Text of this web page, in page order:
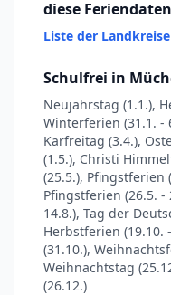
diese
Liste der
Schulfrei in
Neujahrstag (1.1.),
Winterferien (31.1. -
Karfreitag (3.4.),
(1.5.), Christi
(25.5.), Pfingstferien
Pfingstferien (26.5. -
14.8.), Tag der
Herbstferien (19.10.
(31.10.),
Weihnachtstag
(26.12.)